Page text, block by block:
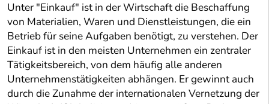
Unter "Einkauf" ist in der Wirtschaft die Beschaffung
von Materialien, Waren und Dienstleistungen, die ein
Betrieb für seine Aufgaben benötigt, zu verstehen. Der
Einkauf ist in den meisten Unternehmen ein zentraler
Tätigkeitsbereich, von dem häufig alle anderen
Unternehmenstätigkeiten abhängen. Er gewinnt auch
durch die Zunahme der internationalen Vernetzung der